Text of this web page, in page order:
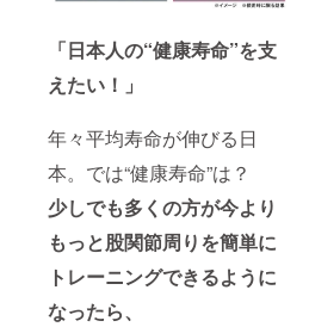
「日本人の“健康寿命”を支
えたい！」
年々平均寿命が伸びる日
本。では“健康寿命”は？
少しでも多くの方が今より
もっと股関節周りを簡単に
トレーニングできるように
なったら、